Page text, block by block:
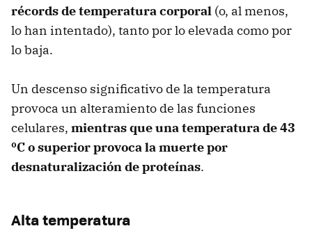
récords de temperatura corporal (o, al menos,
lo han intentado), tanto por lo elevada como por
lo baja.
Un descenso significativo de la temperatura
provoca un alteramiento de las funciones
celulares, mientras que una temperatura de 43
ºC o superior provoca la muerte por
desnaturalización de proteínas.
Alta temperatura